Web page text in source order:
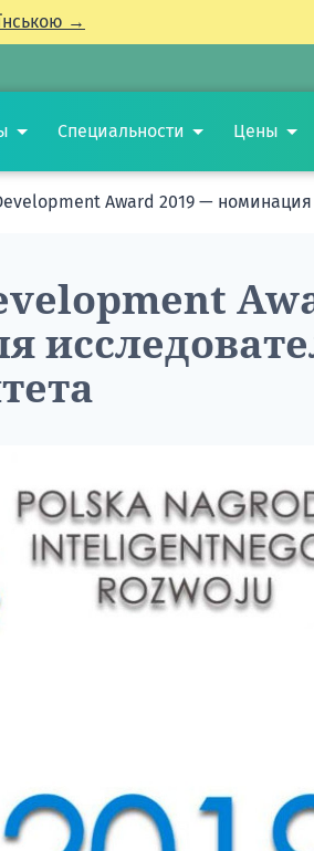
→
Специальности Цены
Award 2019 — номинация